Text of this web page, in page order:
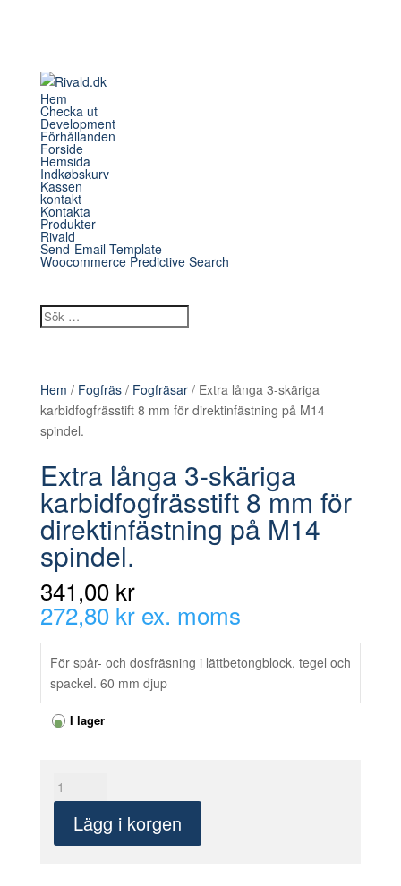
Hem
Checka ut
Development
Förhållanden
Forside
Hemsida
Indkøbskurv
Kassen
kontakt
Kontakta
Produkter
Rivald
Send-Email-Template
Woocommerce Predictive Search
Hem / Fogfräs/ Fogfräsar/ Extra långa 3-skäriga
karbidfogfrässtift 8 mm för direktinfästning på M14
spindel.
Extra långa 3-skäriga
karbidfogfrässtift 8 mm för
direktinfästning på M14
spindel.
341,00 kr
272,80 kr ex. moms
För spår- och dosfräsning i lättbetongblock, tegel och
spackel. 60 mm djup
I lager
Extra
långa
skäriga
Lägg i korgen